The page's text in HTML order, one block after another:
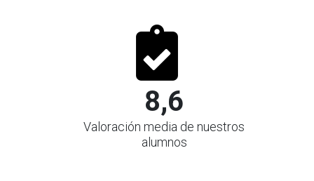
8,6
Valoración media de nuestros
alumnos